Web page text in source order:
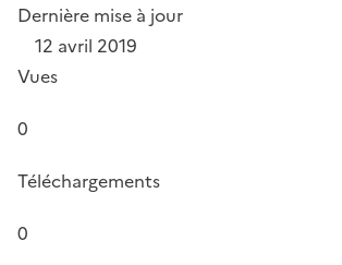
Dernière mise à jour
12 avril 2019
Vues
0
Téléchargements
0